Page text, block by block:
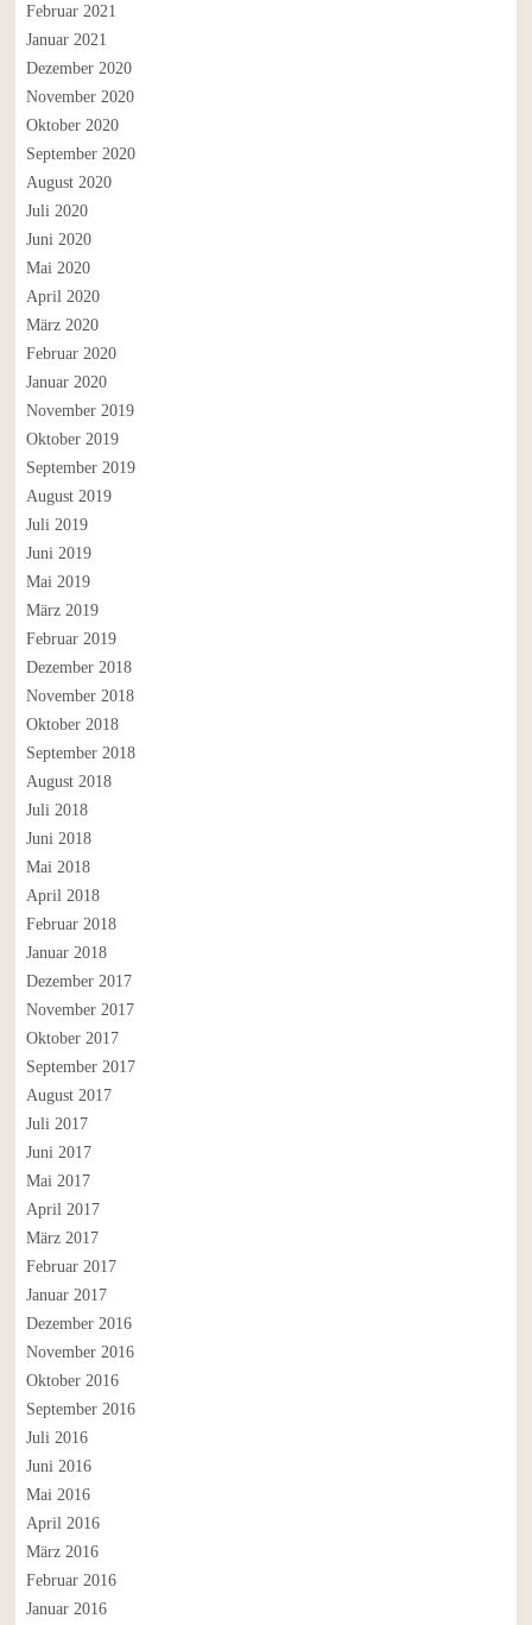
Februar 2021
Januar 2021
Dezember 2020
November 2020
Oktober 2020
September 2020
August 2020
Juli 2020
Juni 2020
Mai 2020
April 2020
März 2020
Februar 2020
Januar 2020
November 2019
Oktober 2019
September 2019
August 2019
Juli 2019
Juni 2019
Mai 2019
März 2019
Februar 2019
Dezember 2018
November 2018
Oktober 2018
September 2018
August 2018
Juli 2018
Juni 2018
Mai 2018
April 2018
Februar 2018
Januar 2018
Dezember 2017
November 2017
Oktober 2017
September 2017
August 2017
Juli 2017
Juni 2017
Mai 2017
April 2017
März 2017
Februar 2017
Januar 2017
Dezember 2016
November 2016
Oktober 2016
September 2016
Juli 2016
Juni 2016
Mai 2016
April 2016
März 2016
Februar 2016
Januar 2016